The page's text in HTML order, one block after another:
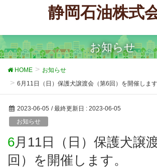
静岡石油株式
お知らせ
HOME
お知らせ
6月11日（日）保護犬譲渡会（第6回）を開催します
2023-06-05 / 最終更新日 : 2023-06-05
お知らせ
6月11日（日）保護犬譲渡会（第6
回）を開催します。